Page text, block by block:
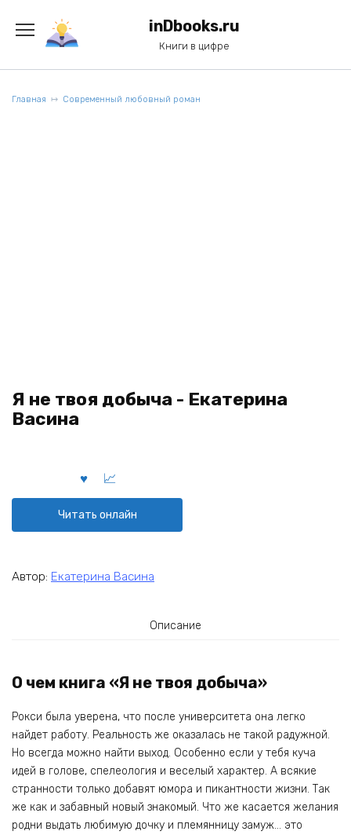
содержанию
inDbooks.ru
Книги в цифре
Главная Современный любовный роман
Я не твоя добыча - Екатерина
Васина
Читать онлайн
Автор: Екатерина Васина
Описание
О чем книга «Я не твоя добыча»
Рокси была уверена, что после университета она легко
найдет работу. Реальность же оказалась не такой радужной.
Но всегда можно найти выход. Особенно если у тебя куча
идей в голове, спелеология и веселый характер. А всякие
странности только добавят юмора и пикантности жизни. Так
же как и забавный новый знакомый. Что же касается желания
родни выдать любимую дочку и племянницу замуж… это